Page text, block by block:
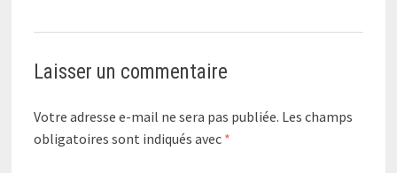
Laisser un commentaire
Votre adresse e-mail ne sera pas publiée. Les champs
obligatoires sont indiqués avec *